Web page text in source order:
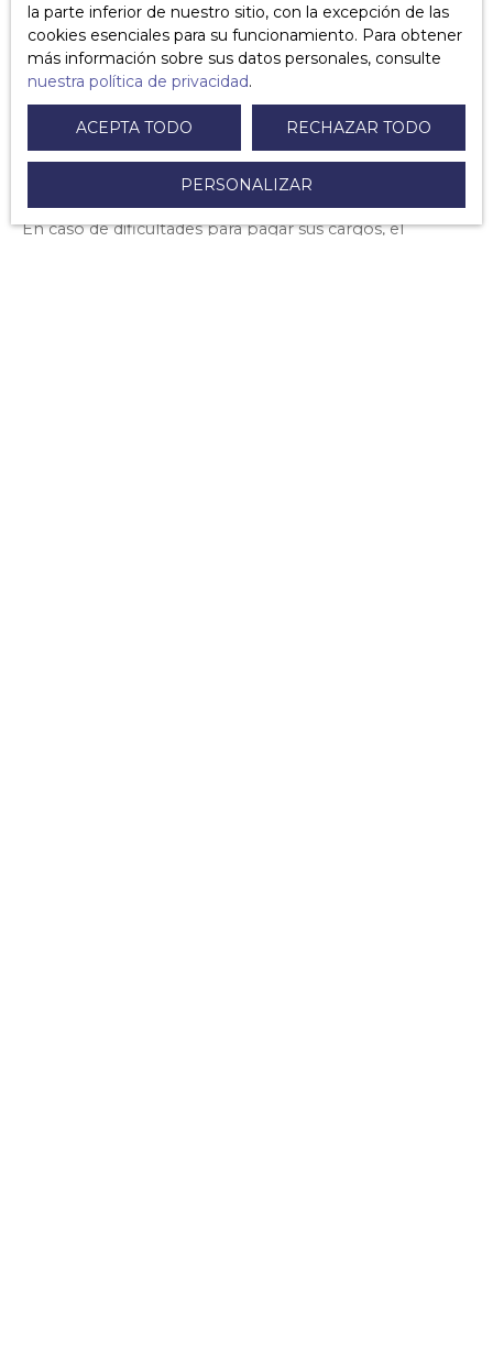
¿Quién paga los cargos por los
arrendamientos de movilidad?
arrendamiento de movilidad, los gastos de alquiler
se pagan al propietario en forma de una suma global
pagada simultáneamente con el alquiler.
En caso de dificultades para pagar sus cargos, el
la parte inferior de nuestro sitio, con la excepción de las
cookies esenciales para su funcionamiento. Para obtener
más información sobre sus datos personales, consulte
nuestra política de privacidad.
ACEPTA TODO RECHAZAR TODO
PERSONALIZAR